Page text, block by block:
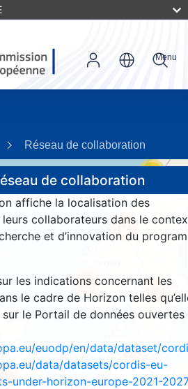
Menu
Réseau de collaboration
de collaboration
affiche la localisation des
collaborateurs dans le
et d’innovation du
les indications concernant les
le cadre de Horizon telles
le Portail de données ouvertes
euodp/en/data/dataset/
data/datasets/cordis-eu-
under-horizon-europe-2021-2027
2214
114
257
2674